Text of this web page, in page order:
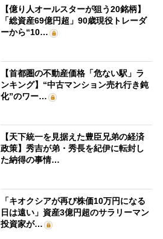
【億り人オールスターが狙う20銘柄】
「総資産69億円超」90歳現役トレーダ
ーから“10…
【首都圏の不動産価格「危ない駅」ラ
ンキング】“中古マンション売れ行き鈍
化”のワー…
【天下統一を見据えた豊臣兄弟の経済
政策】秀吉が弟・秀長を紀伊に転封し
た納得の事情…
「キオクシアが再び株価10万円になる
日は遠い」資産3億円超のサラリーマン
投資家が…